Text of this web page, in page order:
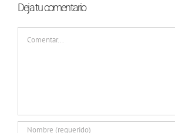
Deja tu comentario